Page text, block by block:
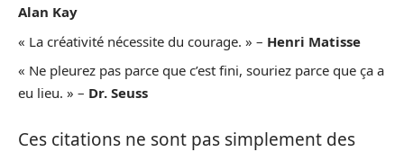
Alan Kay
« La créativité nécessite du courage. » – Henri Matisse
« Ne pleurez pas parce que c’est fini, souriez parce que ça a
eu lieu. » – Dr. Seuss
Ces citations ne sont pas simplement des